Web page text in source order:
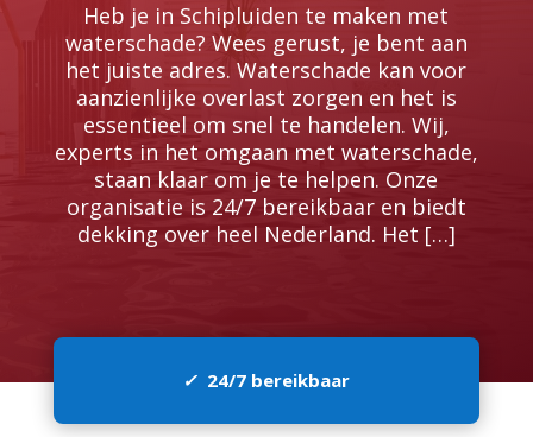
Heb je in Schipluiden te maken met
waterschade? Wees gerust, je bent aan
het juiste adres.​ Waterschade kan voor
aanzienlijke overlast zorgen en het is
essentieel om snel te handelen.​ Wij,
experts in het omgaan met waterschade,
staan klaar om je te helpen.​ Onze
organisatie is 24/7 bereikbaar en biedt
dekking over heel Nederland.​ Het […]
✓ 24/7 bereikbaar